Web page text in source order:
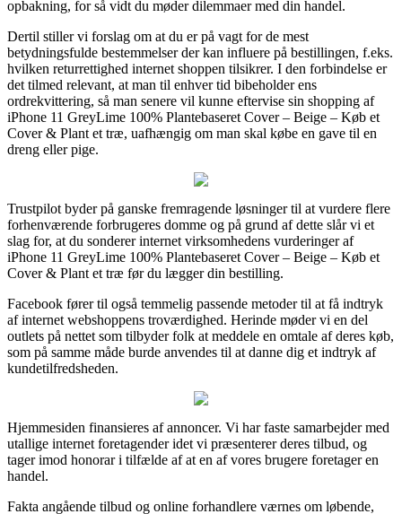
opbakning, for så vidt du møder dilemmaer med din handel.
Dertil stiller vi forslag om at du er på vagt for de mest
betydningsfulde bestemmelser der kan influere på bestillingen, f.eks.
hvilken returrettighed internet shoppen tilsikrer. I den forbindelse er
det tilmed relevant, at man til enhver tid bibeholder ens
ordrekvittering, så man senere vil kunne eftervise sin shopping af
iPhone 11 GreyLime 100% Plantebaseret Cover – Beige – Køb et
Cover & Plant et træ, uafhængig om man skal købe en gave til en
dreng eller pige.
Trustpilot byder på ganske fremragende løsninger til at vurdere flere
forhenværende forbrugeres domme og på grund af dette slår vi et
slag for, at du sonderer internet virksomhedens vurderinger af
iPhone 11 GreyLime 100% Plantebaseret Cover – Beige – Køb et
Cover & Plant et træ før du lægger din bestilling.
Facebook fører til også temmelig passende metoder til at få indtryk
af internet webshoppens troværdighed. Herinde møder vi en del
outlets på nettet som tilbyder folk at meddele en omtale af deres køb,
som på samme måde burde anvendes til at danne dig et indtryk af
kundetilfredsheden.
Hjemmesiden finansieres af annoncer. Vi har faste samarbejder med
utallige internet foretagender idet vi præsenterer deres tilbud, og
tager imod honorar i tilfælde af at en af vores brugere foretager en
handel.
Fakta angående tilbud og online forhandlere værnes om løbende,